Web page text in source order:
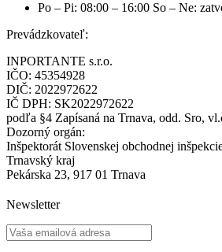
Po – Pi: 08:00 – 16:00 So – Ne:
Prevádzkovateľ:
INPORTANTE s.r.o.
IČO: 45354928
DIČ: 2022972622
IČ DPH: SK2022972622
podľa §4 Zapísaná na Trnava, odd. Sro,
Dozorný orgán:
Inšpektorát Slovenskej obchodnej
Trnavský kraj
Pekárska 23, 917 01 Trnava
Newsletter